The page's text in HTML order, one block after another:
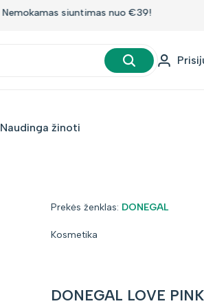
Nemokamas siuntimas nuo €39!
Naudinga žinoti
Prekės ženklas: Prekės
DONEGAL
Kosmetika
DONEGAL LOVE